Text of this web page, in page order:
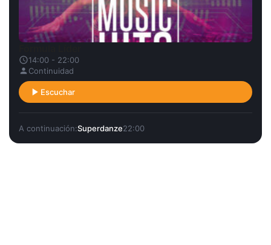
14:00 - 22:00
Continuidad
Escuchar
A continuación:Superdanze22:00